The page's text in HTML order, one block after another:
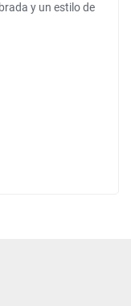
y un estilo de